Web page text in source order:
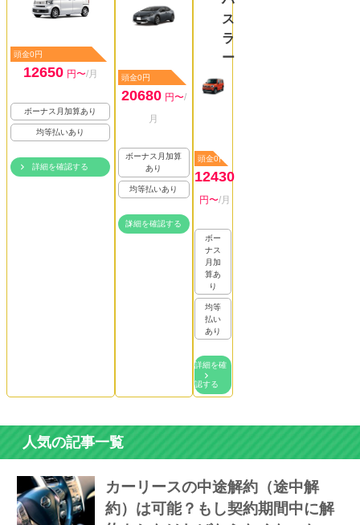
頭金0円
12650 円〜/月
ボーナス月加算あり
均等払いあり
詳細を確認する
頭金0円
20680 円〜/
月
ボーナス月加算
あり
均等払いあり
詳細を確認する
ス
ラ
ー
頭金0円
12430
円〜/月
ボー
ナス
月加
算あ
り
均等
払い
あり
詳細を確
認する
人気の記事一覧
カーリースの中途解約（途中解
約）は可能？もし契約期間中に解